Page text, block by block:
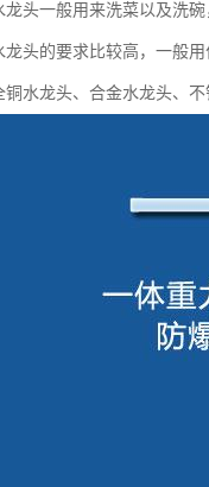
头一般用来洗菜以及洗
龙头的要求比较高，一般
水龙头、合金水龙头、